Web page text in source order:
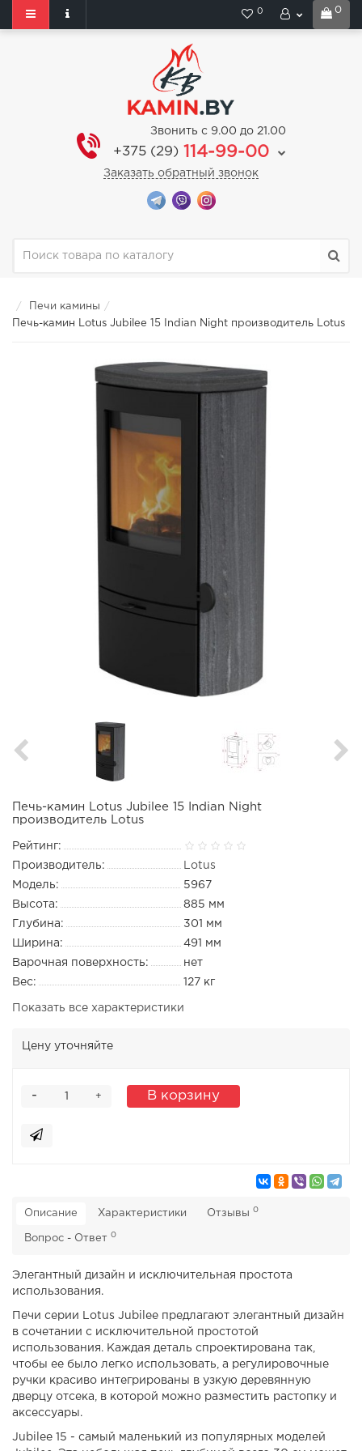
0
0
Звонить с 9.00 до 21.00
+375 (29) 114-99-00
Заказать обратный звонок
Печи камины
Печь-камин Lotus Jubilee 15 Indian Night производитель Lotus
Печь-камин Lotus Jubilee 15 Indian Night
производитель Lotus
Рейтинг:
Производитель:
Lotus
Модель:
5967
Высота:
885 мм
Глубина:
301 мм
Ширина:
491 мм
Варочная поверхность:
нет
Вес:
127 кг
Показать все характеристики
Цену уточняйте
+
- В корзину
Описание Характеристики Отзывы 0
Вопрос - Ответ 0
Элегантный дизайн и исключительная простота
использования.
Печи серии Lotus Jubilee предлагают элегантный дизайн
в сочетании с исключительной простотой
использования. Каждая деталь спроектирована так,
чтобы ее было легко использовать, а регулировочные
ручки красиво интегрированы в узкую деревянную
дверцу отсека, в которой можно разместить растопку и
аксессуары.
Jubilee 15 - самый маленький из популярных моделей